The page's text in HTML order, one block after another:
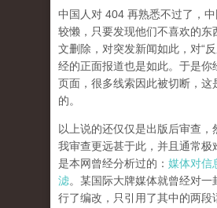
中国人对 404 再熟悉不过了，
较懒，只要发现他们不喜欢的东
文删除，对突发新闻如此，对“
经的正面报道也是如此。于是你
页面， 很多线索因此被切断，这
的。
以上说的还仅仅是出版后审查，
我审查更远甚于此，并且通常极
是本网曾经分析过的： 媒体对信
滤。某国际大牌媒体就曾经对一
行了编改，只引用了其中的两段